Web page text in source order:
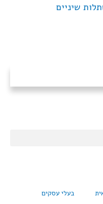
שיניים
בעלי עסקים